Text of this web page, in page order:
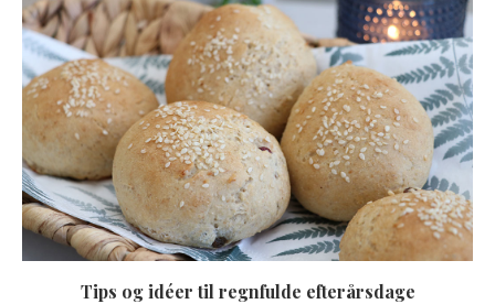
Tips og idéer til regnfulde efterårsdage